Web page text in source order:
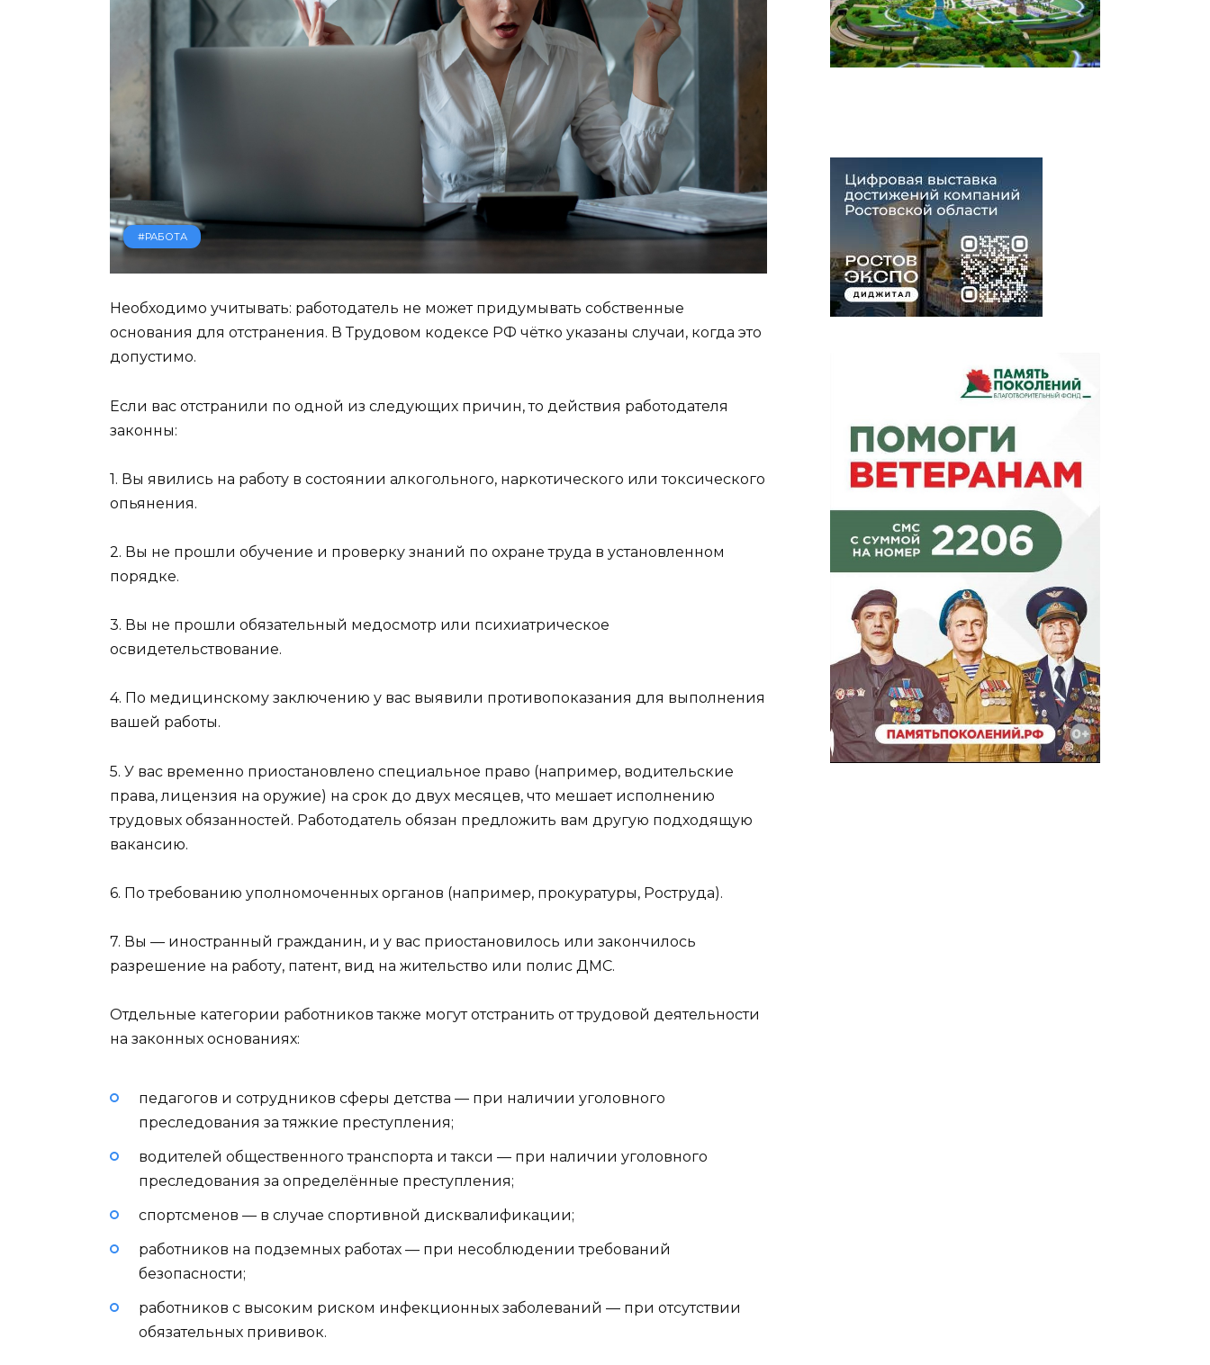
#РАБОТА
Необходимо учитывать: работодатель не может придумывать собственные
основания для отстранения. В Трудовом кодексе РФ чётко указаны случаи, когда это
допустимо.
Если вас отстранили по одной из следующих причин, то действия работодателя
законны:
1. Вы явились на работу в состоянии алкогольного, наркотического или токсического
опьянения.
2. Вы не прошли обучение и проверку знаний по охране труда в установленном
порядке.
3. Вы не прошли обязательный медосмотр или психиатрическое
освидетельствование.
4. По медицинскому заключению у вас выявили противопоказания для выполнения
вашей работы.
5. У вас временно приостановлено специальное право (например, водительские
права, лицензия на оружие) на срок до двух месяцев, что мешает исполнению
трудовых обязанностей. Работодатель обязан предложить вам другую подходящую
вакансию.
6. По требованию уполномоченных органов (например, прокуратуры, Роструда).
7. Вы — иностранный гражданин, и у вас приостановилось или закончилось
разрешение на работу, патент, вид на жительство или полис ДМС.
Отдельные категории работников также могут отстранить от трудовой деятельности
на законных основаниях:
педагогов и сотрудников сферы детства — при наличии уголовного
преследования за тяжкие преступления;
водителей общественного транспорта и такси — при наличии уголовного
преследования за определённые преступления;
спортсменов — в случае спортивной дисквалификации;
работников на подземных работах — при несоблюдении требований
безопасности;
работников с высоким риском инфекционных заболеваний — при отсутствии
обязательных прививок.